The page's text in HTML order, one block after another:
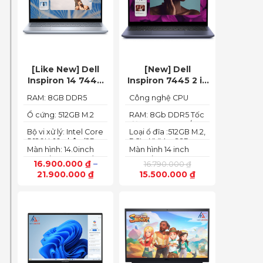
[Like New] Dell
Inspiron 14 7440
120U Ram 8GB
SSD 512GB FHD+
16.900.000 ₫–
21.900.000 ₫
Màn hình: 14.0inch
FHD+ (1920 x 1200)
60Hz,250 nits
Bộ vi xử lý: Intel Core
5 120U, 10 nhân (2P +
8E) / 12 luồng
Ổ cứng: 512GB M.2
RAM: 8GB DDR5
[New] Dell
Inspiron 7445 2 in
8640HS, Ram
8GB,SSD 512GB,
AMD Radeon,14
FHD+ Touch)
16.790.000₫
15.500.000₫
Màn hình 14 inch
FHD+ (1920 x 1200
pixels)
Loại ổ đĩa :512GB M.2,
PCIe NVMe, SSD
RAM: 8Gb DDR5 Tốc
độ BUS :5200MT/s
Công nghệ CPU